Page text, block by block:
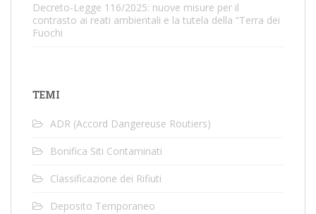
Decreto-Legge 116/2025: nuove misure per il
contrasto ai reati ambientali e la tutela della “Terra dei
Fuochi
TEMI
ADR (Accord Dangereuse Routiers)
Bonifica Siti Contaminati
Classificazione dei Rifiuti
Deposito Temporaneo